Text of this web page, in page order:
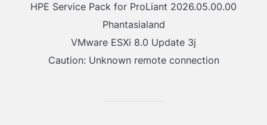
HPE Service Pack for ProLiant 2026.05.00.00
Phantasialand
VMware ESXi 8.0 Update 3j
Caution: Unknown remote connection